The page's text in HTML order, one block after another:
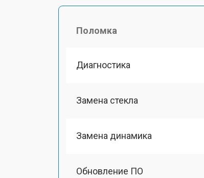
Поломка
Диагностика
Замена стекла
Замена динамика
Обновление ПО